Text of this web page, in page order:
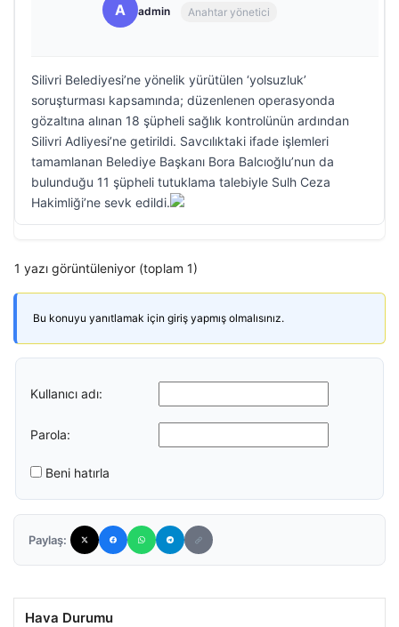
A admin Anahtar yönetici
Silivri Belediyesi’ne yönelik yürütülen ‘yolsuzluk’
soruşturması kapsamında; düzenlenen operasyonda
gözaltına alınan 18 şüpheli sağlık kontrolünün ardından
Silivri Adliyesi’ne getirildi. Savcılıktaki ifade işlemleri
tamamlanan Belediye Başkanı Bora Balcıoğlu’nun da
bulunduğu 11 şüpheli tutuklama talebiyle Sulh Ceza
Hakimliği’ne sevk edildi.
1 yazı görüntüleniyor (toplam 1)
Bu konuyu yanıtlamak için giriş yapmış olmalısınız.
Kullanıcı adı:
Parola:
Beni hatırla
Paylaş:
Hava Durumu